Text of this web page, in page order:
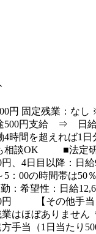
円 固定残業：な
500円支給 ⇒ 日
時間を超えれば1日
相談OK ■法定
、4日目以降：日
5：00の時間帯は50
：希望性：日給
円 【その他手当
業はほぼありません
手当（1日当たり